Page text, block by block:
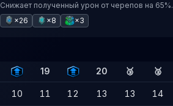
Снижает полученный урон от черепов на 65%.
×26
×8 ×3
19 20 🥉 🥈
10 11 12 13 13 14